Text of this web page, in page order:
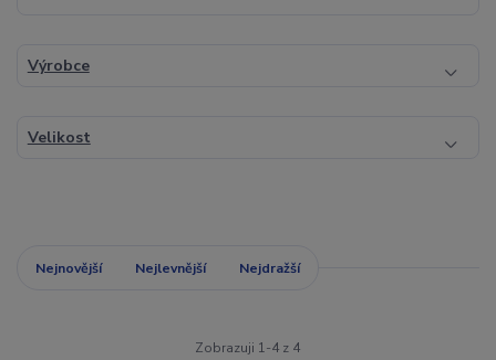
Výrobce
Velikost
Nejnovější Nejlevnější Nejdražší
Zobrazuji 1-4 z 4